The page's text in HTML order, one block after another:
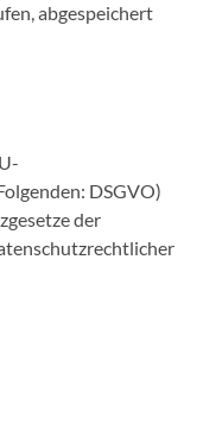
abgespeichert
DSGVO)
der